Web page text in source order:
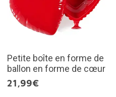
Petite boîte en forme de
ballon en forme de cœur
21,99€